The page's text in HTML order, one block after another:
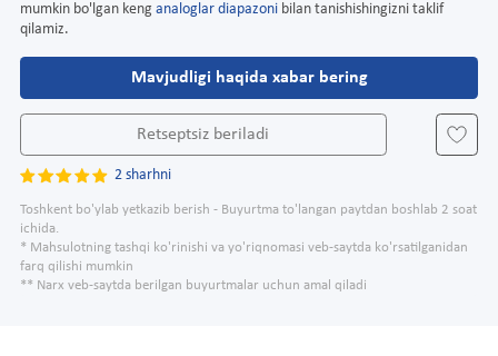
mumkin bo'lgan keng analoglar diapazoni bilan tanishishingizni taklif
qilamiz.
Mavjudligi haqida xabar bering
Retseptsiz beriladi
2 sharhni
Toshkent bo'ylab yetkazib berish - Buyurtma to'langan paytdan boshlab 2 soat
ichida.
* Mahsulotning tashqi ko'rinishi va yo'riqnomasi veb-saytda ko'rsatilganidan
farq qilishi mumkin
** Narx veb-saytda berilgan buyurtmalar uchun amal qiladi